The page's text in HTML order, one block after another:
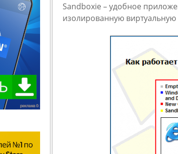
Sandboxie – удобное
изолированную